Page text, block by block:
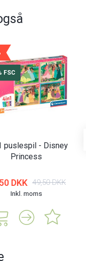
FSC
puslespil - Disney
Princess
DKK 49,50 DKK
Inkl. moms